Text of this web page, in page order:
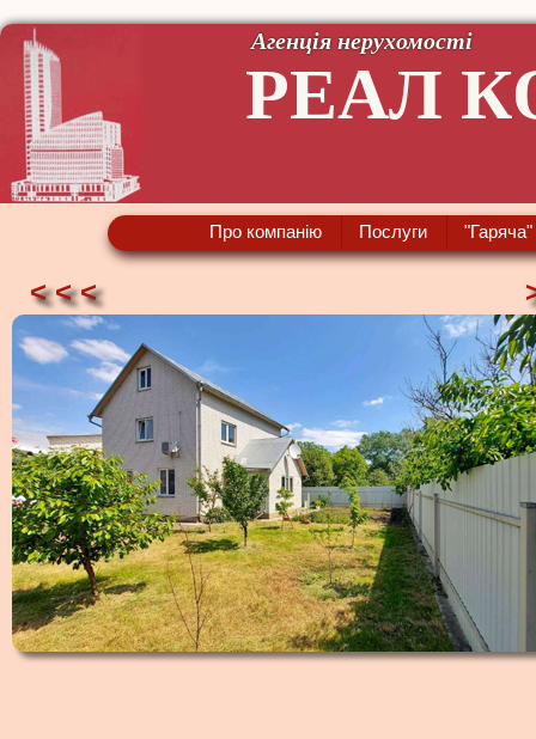
Агенція нерухомості
РЕАЛ
Про компанію Послуги "Гаряча"
< < <